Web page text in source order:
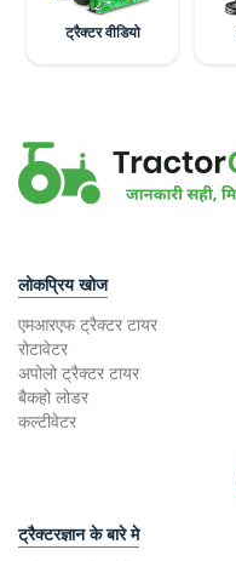
ट्रैक्टर वीडियो
लोकप्रिय खोज
एमआरएफ ट्रैक्टर टायर
रोटावेटर
अपोलो ट्रैक्टर टायर
बैकहो लोडर
कल्टीवेटर
ट्रैक्टरज्ञान के बारे मे